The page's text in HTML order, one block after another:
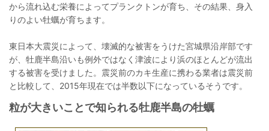
から流れ込む栄養によってプランクトンが育ち、その結果、身入
りのよい牡蠣が育ちます。
東日本大震災によって、壊滅的な被害をうけた宮城県沿岸部です
が、牡鹿半島沿いも例外ではなく津波により浜のほとんどが流出
する被害を受けました。震災前のカキ生産に携わる業者は震災前
と比較して、2015年現在では半数以下になっているそうです。
粒が大きいことで知られる牡鹿半島の牡蠣